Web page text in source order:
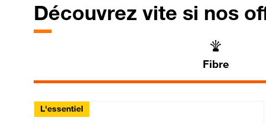
Découvrez vite si nos
Fibre
L'essentiel